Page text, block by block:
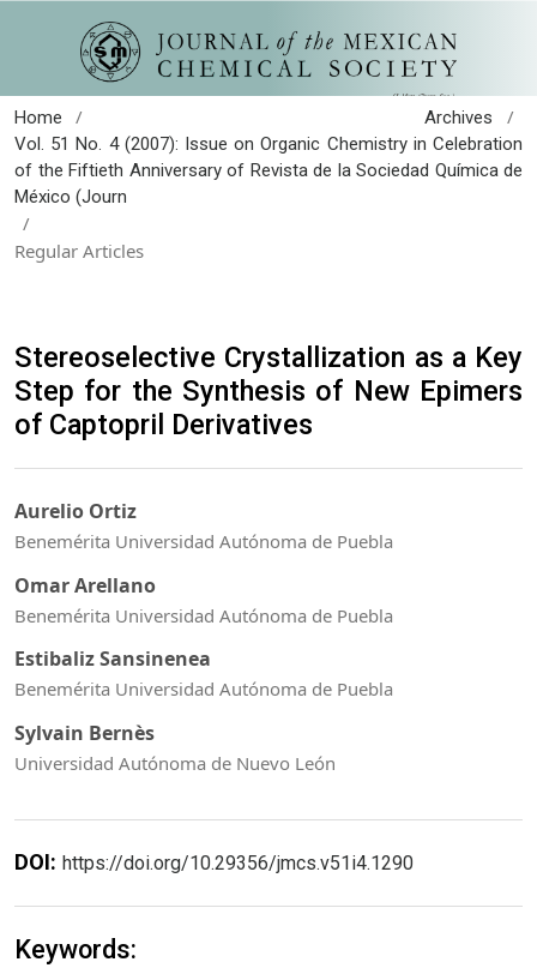
Home / Archives /
Vol. 51 No. 4 (2007): Issue on Organic Chemistry in Celebration
of the Fiftieth Anniversary of Revista de la Sociedad Química de
México (Journ
/
Regular Articles
Stereoselective Crystallization as a Key
Step for the Synthesis of New Epimers
of Captopril Derivatives
Aurelio Ortiz
Benemérita Universidad Autónoma de Puebla
Omar Arellano
Benemérita Universidad Autónoma de Puebla
Estibaliz Sansinenea
Benemérita Universidad Autónoma de Puebla
Sylvain Bernès
Universidad Autónoma de Nuevo León
DOI: https://doi.org/10.29356/jmcs.v51i4.1290
Keywords: